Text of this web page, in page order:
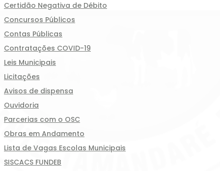
Certidão Negativa de Débito
Concursos Públicos
Contas Públicas
Contratações COVID-19
Leis Municipais
Licitações
Avisos de dispensa
Ouvidoria
Parcerias com o OSC
Obras em Andamento
Lista de Vagas Escolas Municipais
SISCACS FUNDEB